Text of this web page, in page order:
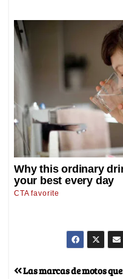
Las marcas de motos que